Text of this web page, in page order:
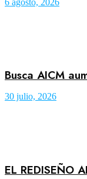
Busca AICM
30 julio, 2026
EL REDISEÑO